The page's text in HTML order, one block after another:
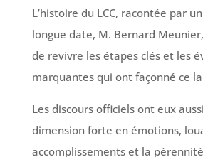
L’histoire du LCC, racontée par
longue date, M. Bernard
de revivre les étapes clés et les
marquantes qui ont façonné ce
Les discours officiels ont eux
dimension forte en émotions,
accomplissements et la